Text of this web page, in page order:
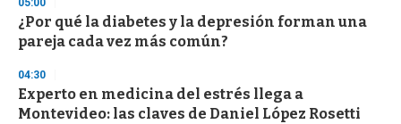
3
s
e
c
n
d
s
05:00
¿Por qué la diabetes y la depresión forman una
pareja cada vez más común?
04:30
Experto en medicina del estrés llega a
Montevideo: las claves de Daniel López Rosetti